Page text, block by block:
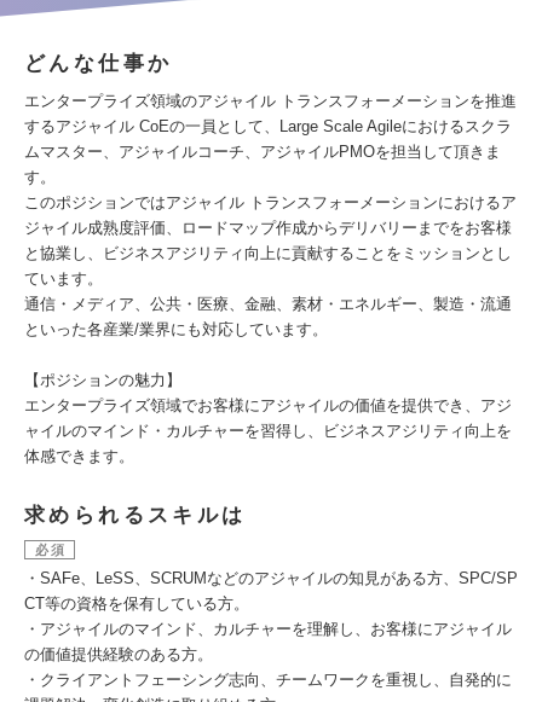
どんな仕事か
エンタープライズ領域のアジャイル トランスフォーメーションを推進
するアジャイル CoEの一員として、Large Scale Agileにおけるスクラ
ムマスター、アジャイルコーチ、アジャイルPMOを担当して頂きま
す。
このポジションではアジャイル トランスフォーメーションにおけるア
ジャイル成熟度評価、ロードマップ作成からデリバリーまでをお客様
と協業し、ビジネスアジリティ向上に貢献することをミッションとし
ています。
通信・メディア、公共・医療、金融、素材・エネルギー、製造・流通
といった各産業/業界にも対応しています。
【ポジションの魅力】
エンタープライズ領域でお客様にアジャイルの価値を提供でき、アジ
ャイルのマインド・カルチャーを習得し、ビジネスアジリティ向上を
体感できます。
求められるスキルは
必須
・SAFe、LeSS、SCRUMなどのアジャイルの知見がある方、SPC/SP
CT等の資格を保有している方。
・アジャイルのマインド、カルチャーを理解し、お客様にアジャイル
の価値提供経験のある方。
・クライアントフェーシング志向、チームワークを重視し、自発的に